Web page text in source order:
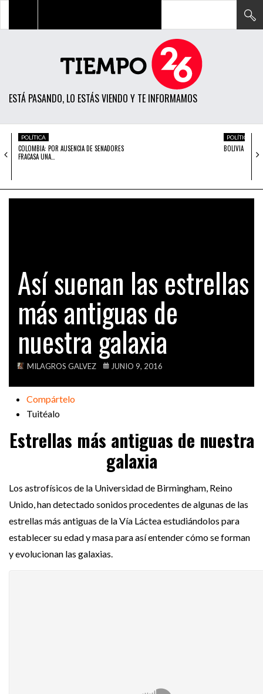
ESTÁ PASANDO, LO ESTÁS VIENDO Y TE INFORMAMOS
POLÍTICA
ECONOMÍA
SOCIEDAD
OPINIÓN
VIDEOS
POLÍTICA
COLOMBIA: POR AUSENCIA DE SENADORES
FRACASA UNA…
POLÍTICA
BOLIVIA
Así suenan las estrellas
más antiguas de
nuestra galaxia
MILAGROS GALVEZ JUNIO 9, 2016
Compártelo
Tuitéalo
Estrellas más antiguas de nuestra
galaxia
Los astrofísicos de la Universidad de Birmingham, Reino
Unido, han detectado sonidos procedentes de algunas de las
estrellas más antiguas de la Vía Láctea estudiándolos para
establecer su edad y masa para así entender cómo se forman
y evolucionan las galaxias.